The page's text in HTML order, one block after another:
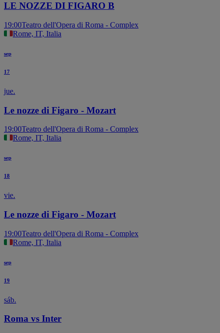
LE NOZZE DI FIGARO B
19:00Teatro dell'Opera di Roma - Complex
Rome, IT, Italia
sep
17
jue.
Le nozze di Figaro - Mozart
19:00Teatro dell'Opera di Roma - Complex
Rome, IT, Italia
sep
18
vie.
Le nozze di Figaro - Mozart
19:00Teatro dell'Opera di Roma - Complex
Rome, IT, Italia
sep
19
sáb.
Roma vs Inter